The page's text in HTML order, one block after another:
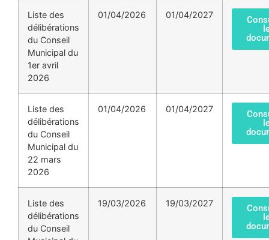
Liste des
délibérations
du Conseil
Municipal du
1er avril
2026
01/04/2026 01/04/2027
Liste des
délibérations
du Conseil
Municipal du
22 mars
2026
01/04/2026 01/04/2027
Liste des
délibérations
du Conseil
19/03/2026 19/03/2027